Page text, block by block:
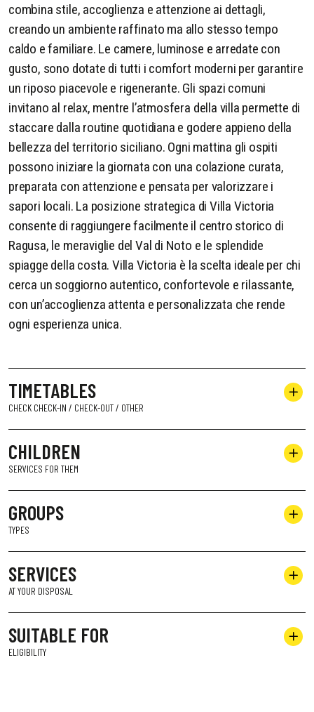
combina stile, accoglienza e attenzione ai dettagli,
creando un ambiente raffinato ma allo stesso tempo
caldo e familiare. Le camere, luminose e arredate con
gusto, sono dotate di tutti i comfort moderni per garantire
un riposo piacevole e rigenerante. Gli spazi comuni
invitano al relax, mentre l’atmosfera della villa permette di
staccare dalla routine quotidiana e godere appieno della
bellezza del territorio siciliano. Ogni mattina gli ospiti
possono iniziare la giornata con una colazione curata,
preparata con attenzione e pensata per valorizzare i
sapori locali. La posizione strategica di Villa Victoria
consente di raggiungere facilmente il centro storico di
Ragusa, le meraviglie del Val di Noto e le splendide
spiagge della costa. Villa Victoria è la scelta ideale per chi
cerca un soggiorno autentico, confortevole e rilassante,
con un’accoglienza attenta e personalizzata che rende
ogni esperienza unica.
TIMETABLES
CHECK CHECK-IN / CHECK-OUT / OTHER
CHILDREN
SERVICES FOR THEM
GROUPS
TYPES
SERVICES
AT YOUR DISPOSAL
SUITABLE FOR
ELIGIBILITY